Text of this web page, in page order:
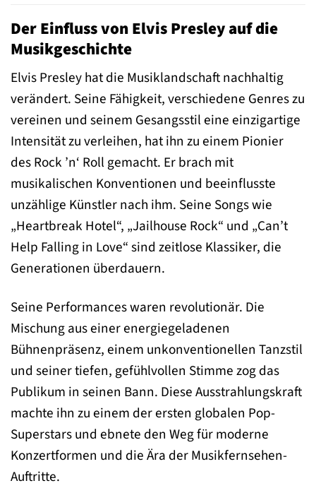
Der Einfluss von Elvis Presley auf die
Musikgeschichte
Elvis Presley hat die Musiklandschaft nachhaltig
verändert. Seine Fähigkeit, verschiedene Genres zu
vereinen und seinem Gesangsstil eine einzigartige
Intensität zu verleihen, hat ihn zu einem Pionier
des Rock ’n‘ Roll gemacht. Er brach mit
musikalischen Konventionen und beeinflusste
unzählige Künstler nach ihm. Seine Songs wie
„Heartbreak Hotel“, „Jailhouse Rock“ und „Can’t
Help Falling in Love“ sind zeitlose Klassiker, die
Generationen überdauern.
Seine Performances waren revolutionär. Die
Mischung aus einer energiegeladenen
Bühnenpräsenz, einem unkonventionellen Tanzstil
und seiner tiefen, gefühlvollen Stimme zog das
Publikum in seinen Bann. Diese Ausstrahlungskraft
machte ihn zu einem der ersten globalen Pop-
Superstars und ebnete den Weg für moderne
Konzertformen und die Ära der Musikfernsehen-
Auftritte.